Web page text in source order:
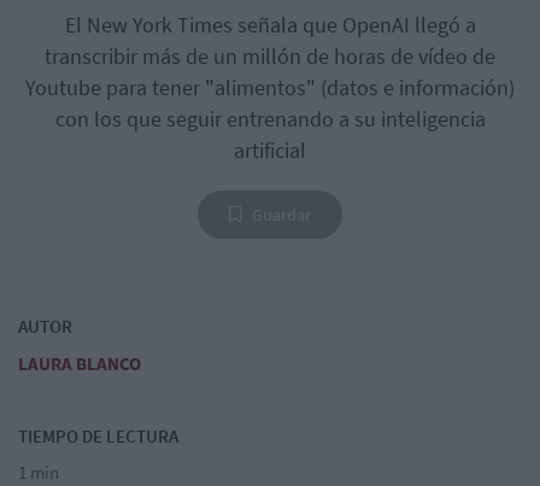
El New York Times señala que OpenAI llegó a
transcribir más de un millón de horas de vídeo de
Youtube para tener "alimentos" (datos e información)
con los que seguir entrenando a su inteligencia
artificial
AUTOR
LAURA BLANCO
TIEMPO DE LECTURA
1 min